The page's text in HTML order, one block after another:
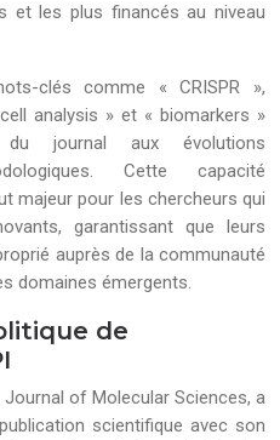
et les plus financés au niveau
clés comme « CRISPR »,
analysis » et « biomarkers »
du journal aux évolutions
Cette capacité
majeur pour les chercheurs qui
garantissant que leurs
auprès de la communauté
domaines émergents.
de
Journal of Molecular Sciences, a
scientifique avec son